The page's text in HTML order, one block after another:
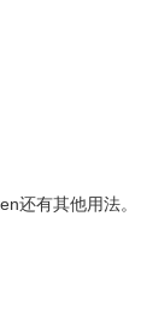
还有其他用法。